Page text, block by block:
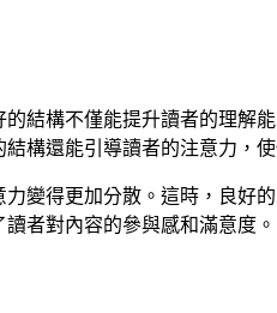
結構不僅能提升讀者的理解
構還能引導讀者的注意力，
變得更加分散。這時，良好
者對內容的參與感和滿意度。